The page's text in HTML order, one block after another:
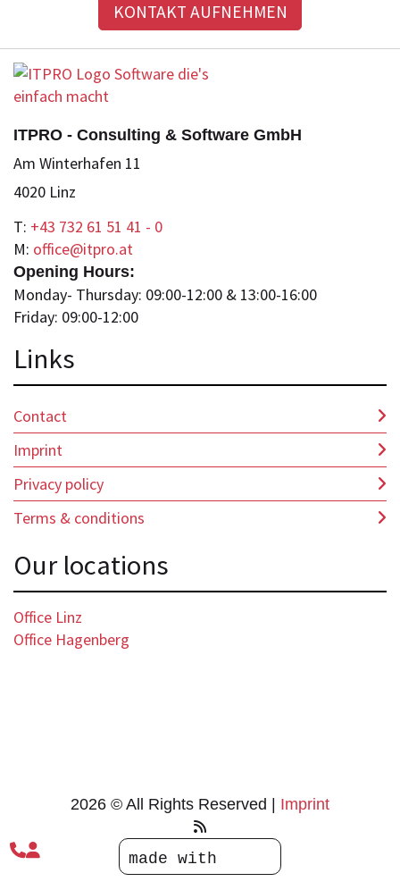

KONTAKT AUFNEHMEN
ITPRO - Consulting & Software GmbH
Am Winterhafen 11
4020 Linz
T: +43 732 61 51 41 - 0
M: office@itpro.at
Opening Hours:
Monday- Thursday: 09:00-12:00 & 13:00-16:00
Friday: 09:00-12:00
Links
Contact
Imprint
Privacy policy
Terms & conditions
Our locations
Office Linz
Office Hagenberg
2026 © All Rights Reserved Imprint
made with